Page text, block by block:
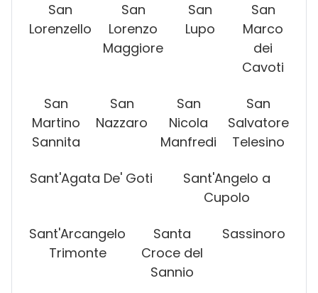
San
Lorenzello
San
Lorenzo
Maggiore
San
Lupo
San
Marco
dei
Cavoti
San
Martino
Sannita
San
Nazzaro
San
Nicola
Manfredi
San
Salvatore
Telesino
Sant'Agata De' Goti
Sant'Angelo a
Cupolo
Sant'Arcangelo
Trimonte
Santa
Croce del
Sannio
Sassinoro